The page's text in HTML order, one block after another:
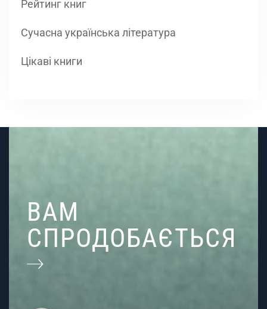
Рейтинг книг
Сучасна українська література
Цікаві книги
ВАМ
СПРОДОБАЄТЬСЯ